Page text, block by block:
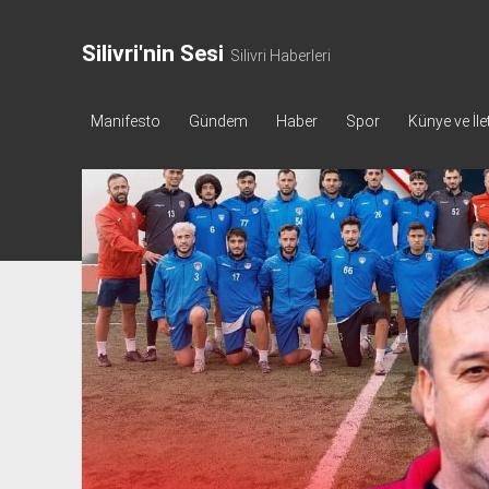
Silivri'nin Sesi Silivri Haberleri
Manifesto Gündem Haber Spor Künye ve